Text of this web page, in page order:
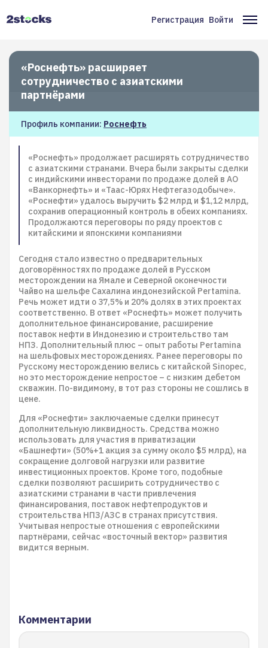
Меню
учётной
пользователя
Регистрация Войти
«Роснефть» расширяет
сотрудничество с азиатскими
партнёрами
Профиль компании: Роснефть
«Роснефть» продолжает расширять сотрудничество
с азиатскими странами. Вчера были закрыты сделки
с индийскими инвесторами по продаже долей в АО
«Ванкорнефть» и «Таас-Юрях Нефтегазодобыче».
«Роснефти» удалось выручить $2 млрд и $1,12 млрд,
сохранив операционный контроль в обеих компаниях.
Продолжаются переговоры по ряду проектов с
китайскими и японскими компаниями
Сегодня стало известно о предварительных
договорённостях по продаже долей в Русском
месторождении на Ямале и Северной оконечности
Чайво на шельфе Сахалина индонезийской Pertamina.
Речь может идти о 37,5% и 20% долях в этих проектах
соответственно. В ответ «Роснефть» может получить
дополнительное финансирование, расширение
поставок нефти в Индонезию и строительство там
НПЗ. Дополнительный плюс – опыт работы Pertamina
на шельфовых месторождениях. Ранее переговоры по
Русскому месторождению велись с китайской Sinopec,
но это месторождение непростое – с низким дебетом
скважин. По-видимому, в тот раз стороны не сошлись в
цене.
Для «Роснефти» заключаемые сделки принесут
дополнительную ликвидность. Средства можно
использовать для участия в приватизации
«Башнефти» (50%+1 акция за сумму около $5 млрд), на
сокращение долговой нагрузки или развитие
инвестиционных проектов. Кроме того, подобные
сделки позволяют расширить сотрудничество с
азиатскими странами в части привлечения
финансирования, поставок нефтепродуктов и
строительства НПЗ/АЗС в странах присутствия.
Учитывая непростые отношения с европейскими
партнёрами, сейчас «восточный вектор» развития
видится верным.
Комментарии